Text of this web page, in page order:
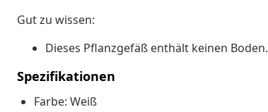
Gut zu wissen:
Dieses Pflanzgefäß enthält keinen Boden.
Spezifikationen
Farbe: Weiß